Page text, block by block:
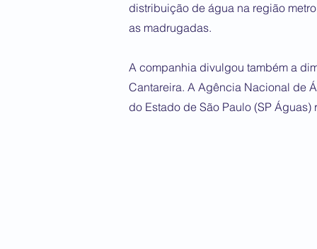
distribuição de água na região
as madrugadas.
A companhia divulgou também a
Cantareira. A Agência Nacional de
do Estado de São Paulo (SP Águas)